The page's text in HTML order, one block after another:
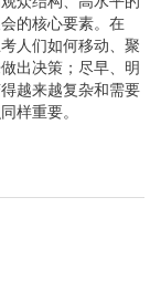
的核心要素。在
人们如何移动、聚
出决策；尽早、明
越来越复杂和需要
样重要。